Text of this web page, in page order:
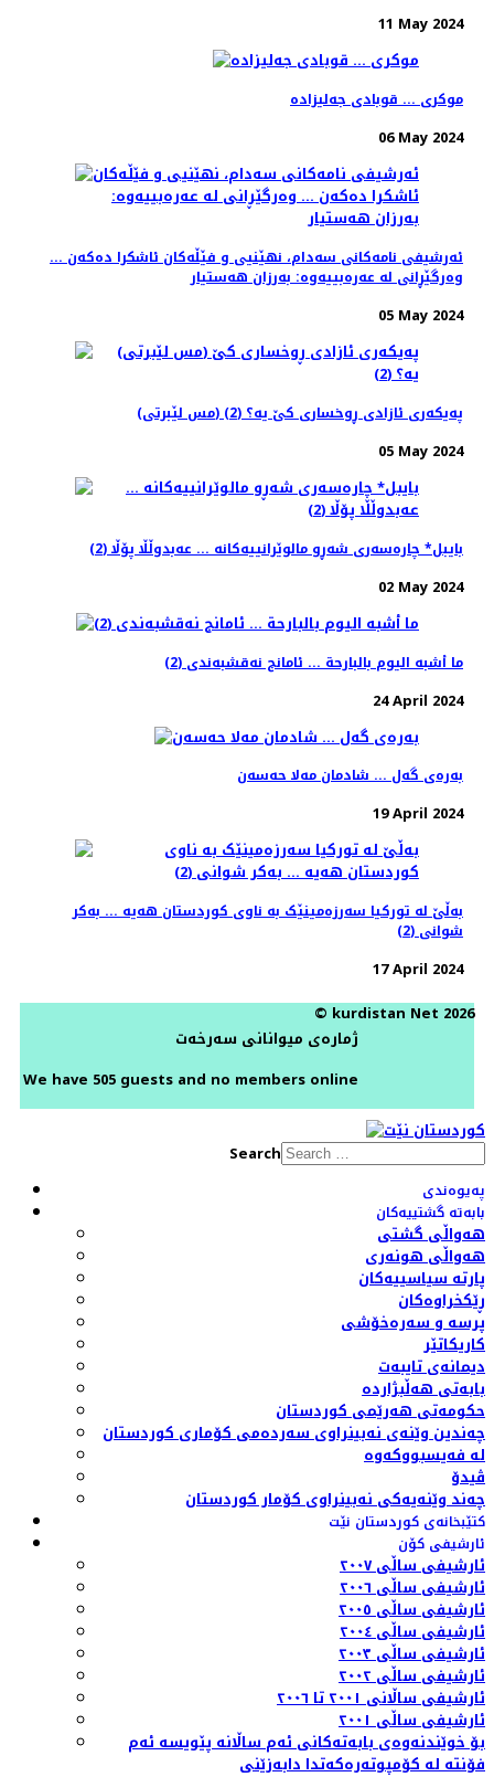
11 May 2024
موکری ... قوبادی جەلیزادە
06 May 2024
ئەرشیفی نامەکانی سەدام، نهێنیی و فێڵەکان ئاشکرا دەکەن ...
وەرگێڕانی لە عەرەبییەوە: بەرزان هەستیار
05 May 2024
(مس لێبرتی) پەیکەری ئازادی ڕوخساری کێ یە؟ (2)
05 May 2024
بایبل* چارەسەری شەڕو مالوێرانییەکانە ... عەبدوڵڵا پۆڵا (2)
02 May 2024
ما أشبه الیوم بالبارحة ... ئامانج نەقشبەندی (2)
24 April 2024
بەرەی گەل ... شادمان مەلا حەسەن
19 April 2024
بەڵێ لە تورکیا سەرزەمینێک بە ناوی کوردستان هەیە ... بەکر
شوانی (2)
17 April 2024
© kurdistan Net 2026
ژمارەی میوانانی سەرخەت
We have 505 guests and no members online
Search
پەیوەندی
بابەتە گشتییەکان
هەواڵی گشتی
هەواڵی هونەری
پارتە سیاسییەکان
ڕێکخراوەکان
پرسە و سەرەخۆشی
کاریکاتێر
دیمانەی تایبەت
بابەتی هەڵبژاردە
حکومەتی هەرێمی کوردستان
چەندین وێنەی نەبینراوی سەردەمی کۆماری کوردستان
لە فەیسبووکەوە
ڤیدۆ
چەند وێنەیەکی نەبینراوی کۆمار کوردستان
کتێبخانەی کوردستان نێت
ئارشیفی کۆن
ئارشیفی ساڵی ٢٠٠٧
ئارشیفی ساڵی ٢٠٠٦
ئارشیفی ساڵی ٢٠٠٥
ئارشیفی ساڵی ٢٠٠٤
ئارشیفی ساڵی ٢٠٠٣
ئارشیفی ساڵی ٢٠٠٢
ئارشیفی ساڵانی ٢٠٠١ تا ٢٠٠٦
ئارشیفی ساڵی ٢٠٠١
بۆ خوێندنەوەی بابەتەکانی ئەم ساڵانە پێویسە ئەم
فۆنتە لە کۆمپوتەرەکەتدا دابەزێنی